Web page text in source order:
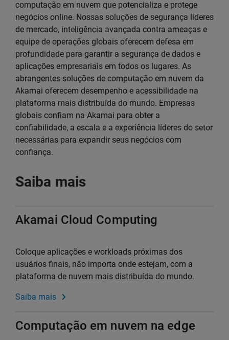
computação em nuvem que potencializa e protege
negócios online. Nossas soluções de segurança líderes
de mercado, inteligência avançada contra ameaças e
equipe de operações globais oferecem defesa em
profundidade para garantir a segurança de dados e
aplicações empresariais em todos os lugares. As
abrangentes soluções de computação em nuvem da
Akamai oferecem desempenho e acessibilidade na
plataforma mais distribuída do mundo. Empresas
globais confiam na Akamai para obter a
confiabilidade, a escala e a experiência líderes do setor
necessárias para expandir seus negócios com
confiança.
Saiba mais
Akamai Cloud Computing
Coloque aplicações e workloads próximas dos
usuários finais, não importa onde estejam, com a
plataforma de nuvem mais distribuída do mundo.
Saiba mais
Computação em nuvem na edge